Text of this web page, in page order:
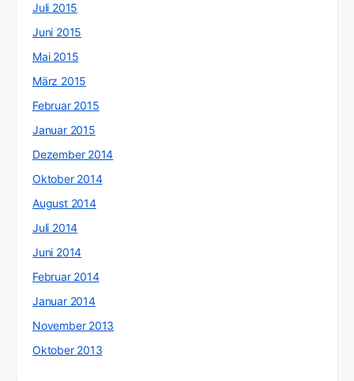
Juli 2015
Juni 2015
Mai 2015
März 2015
Februar 2015
Januar 2015
Dezember 2014
Oktober 2014
August 2014
Juli 2014
Juni 2014
Februar 2014
Januar 2014
November 2013
Oktober 2013